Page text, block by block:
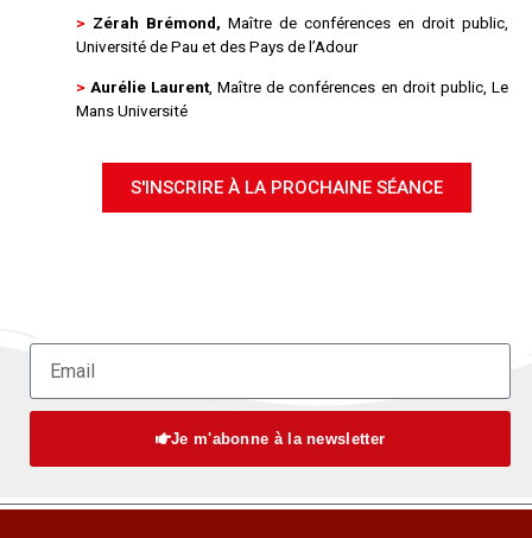
> Zérah Brémond, Maître de conférences en droit public,
Université de Pau et des Pays de l’Adour
> Aurélie Laurent, Maître de conférences en droit public, Le
Mans Université
S'INSCRIRE À LA PROCHAINE SÉANCE
Je m'abonne à la newsletter